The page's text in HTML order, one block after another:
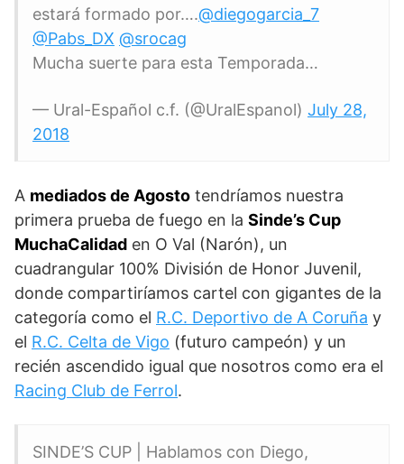
estará formado por….@diegogarcia_7
@Pabs_DX @srocag
Mucha suerte para esta Temporada…
— Ural-Español c.f. (@UralEspanol) July 28,
2018
A mediados de Agosto tendríamos nuestra
primera prueba de fuego en la Sinde’s Cup
MuchaCalidad en O Val (Narón), un
cuadrangular 100% División de Honor Juvenil,
donde compartiríamos cartel con gigantes de la
categoría como el R.C. Deportivo de A Coruña y
el R.C. Celta de Vigo (futuro campeón) y un
recién ascendido igual que nosotros como era el
Racing Club de Ferrol.
SINDE’S CUP | Hablamos con Diego,